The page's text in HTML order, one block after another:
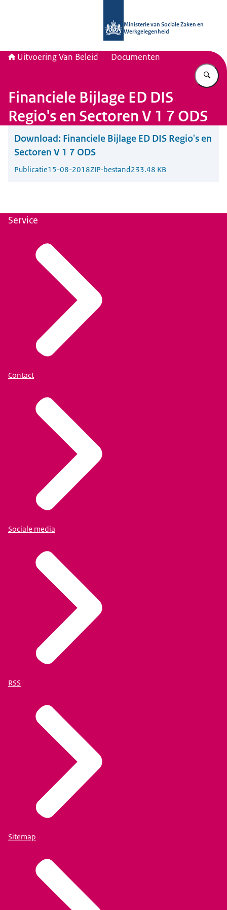
Ministerie van Sociale Zaken en
Werkgelegenheid
Uitvoering Van Beleid Documenten
Financiele Bijlage ED DIS
Regio's en Sectoren V 1 7 ODS
Download: Financiele Bijlage ED DIS Regio's en
Sectoren V 1 7 ODS
Publicatie15-08-2018ZIP-bestand233.48 KB
Service
Contact
Sociale media
RSS
Sitemap